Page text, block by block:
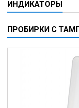
ИНДИКАТОРЫ
ПРОБИРКИ С